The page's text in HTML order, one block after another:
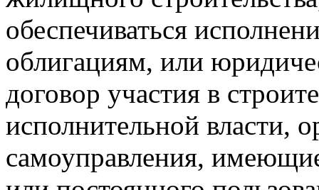
обеспечиваться
облигациям, или
договор участия в
исполнительной власти,
самоуправления,